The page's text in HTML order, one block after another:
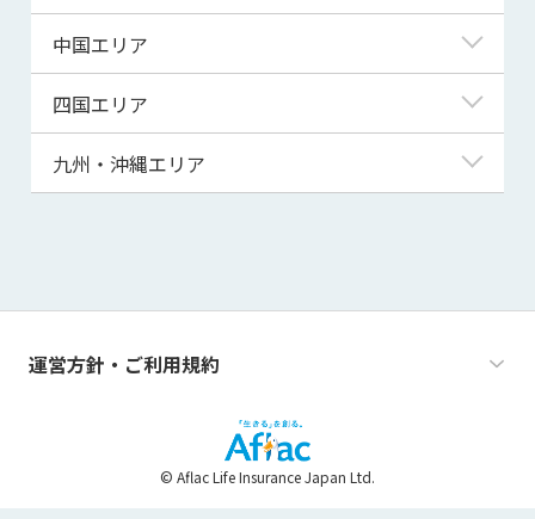
秋田県
山形県
千葉県
茨城県
群馬県
福井県
山梨県
長野県
静岡県
三重県
滋賀県
京都府
大阪府
兵庫県
和歌山県
中国エリア
鳥取県
島根県
山口県
四国エリア
徳島県
高知県
九州・沖縄エリア
熊本県
運営方針・ご利用規約
© Aflac Life Insurance Japan Ltd.